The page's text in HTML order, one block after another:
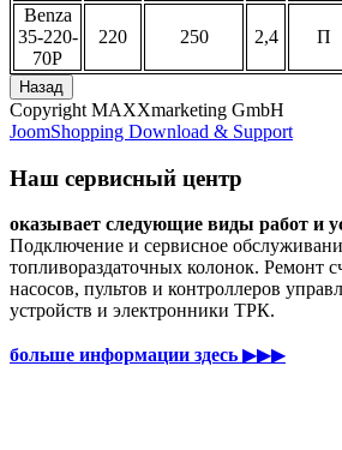
Benza
35-220-
70Р
220 250 2,4 П
Copyright MAXXmarketing GmbH
JoomShopping Download & Support
Наш сервисный центр
оказывает следующие виды работ и
Подключение и сервисное
топливораздаточных колонок. Ремонт
насосов, пультов и контроллеров
устройств и электронники ТРК.
больше информации здесь ▶▶▶